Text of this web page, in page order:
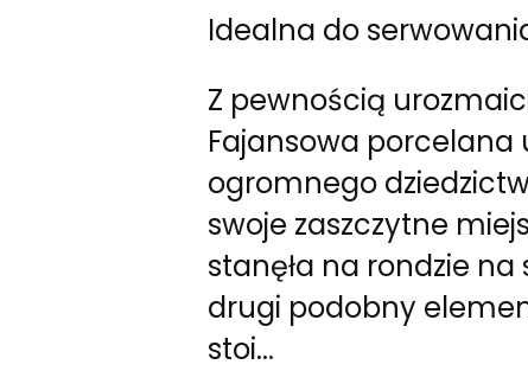
Idealna do
Z pewnością
Fajansowa
ogromnego
swoje zaszczytne
stanęła na rondzie na
drugi podobny
stoi...